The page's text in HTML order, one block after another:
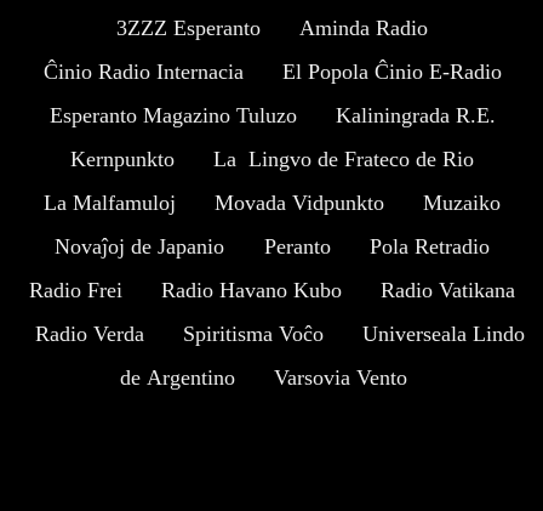
3ZZZ Esperanto
Aminda Radio
Ĉinio Radio Internacia
El Popola Ĉinio E-Radio
Esperanto Magazino Tuluzo
Kaliningrada R.E.
Kernpunkto
La Lingvo de Frateco de Rio
La Malfamuloj
Movada Vidpunkto
Muzaiko
Novaĵoj de Japanio
Peranto
Pola Retradio
Radio Frei
Radio Havano Kubo
Radio Vatikana
Radio Verda
Spiritisma Voĉo
Universeala Lindo
de Argentino
Varsovia Vento